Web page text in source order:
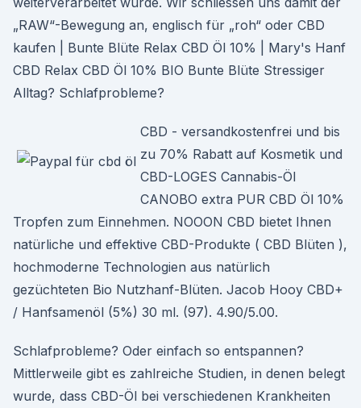
„RAW“-Bewegung an, englisch für „roh“ oder CBD
kaufen | Bunte Blüte Relax CBD Öl 10% | Mary's Hanf
CBD Relax CBD Öl 10% BIO Bunte Blüte Stressiger
Alltag? Schlafprobleme?
CBD - versandkostenfrei und bis
zu 70% Rabatt auf Kosmetik und
CBD-LOGES Cannabis-Öl
CANOBO extra PUR CBD Öl 10%
Tropfen zum Einnehmen. NOOON CBD bietet Ihnen
natürliche und effektive CBD-Produkte ( CBD Blüten ),
hochmoderne Technologien aus natürlich
gezüchteten Bio Nutzhanf-Blüten. Jacob Hooy CBD+
/ Hanfsamenöl (5%) 30 ml. (97). 4.90/5.00.
Schlafprobleme? Oder einfach so entspannen?
Mittlerweile gibt es zahlreiche Studien, in denen belegt
wurde, dass CBD-Öl bei verschiedenen Krankheiten